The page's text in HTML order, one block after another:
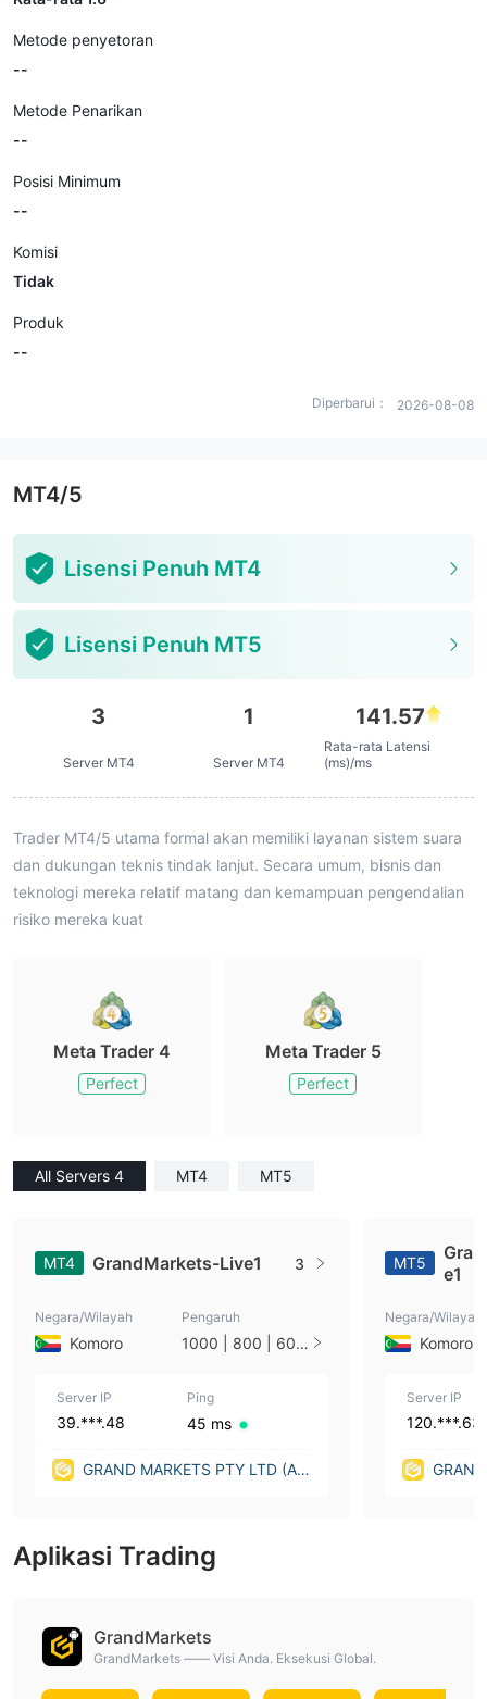
Metode penyetoran
--
Metode Penarikan
--
Posisi Minimum
--
Komisi
Tidak
Produk
--
Diperbarui： 2026-08-08
MT4/5
Lisensi Penuh MT4
Lisensi Penuh MT5
3
Server MT4
1
Server MT4
141.57
Rata-rata Latensi
(ms)/ms
Trader MT4/5 utama formal akan memiliki layanan sistem suara
dan dukungan teknis tindak lanjut. Secara umum, bisnis dan
teknologi mereka relatif matang dan kemampuan pengendalian
risiko mereka kuat
Meta Trader 4
Perfect
Meta Trader 5
Perfect
All Servers 4 MT4 MT5
MT4 GrandMarkets-Live1 3
Negara/Wilayah
Komoro
Pengaruh
1000 | 800 | 600
Server IP
39.***.48
Ping
45 ms
GRAND MARKETS PTY LTD (Au
MT5
e1
Negara/Wilayah
Komoro
Server IP
120.***.63
Aplikasi Trading
GrandMarkets
GrandMarkets —— Visi Anda. Eksekusi Global.